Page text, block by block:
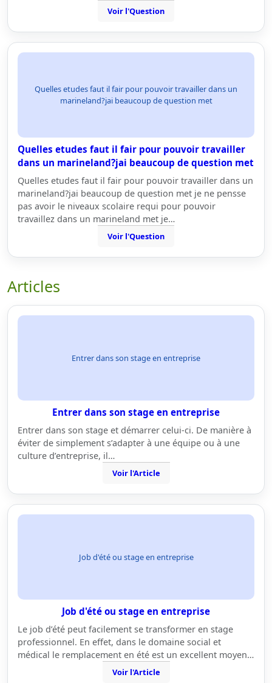
Voir l'Question
Quelles etudes faut il fair pour pouvoir travailler dans un
marineland?jai beaucoup de question met
Quelles etudes faut il fair pour pouvoir travailler
dans un marineland?jai beaucoup de question met
Quelles etudes faut il fair pour pouvoir travailler dans un
marineland?jai beaucoup de question met je ne pensse
pas avoir le niveaux scolaire requi pour pouvoir
travaillez dans un marineland met je…
Voir l'Question
Articles
Entrer dans son stage en entreprise
Entrer dans son stage en entreprise
Entrer dans son stage et démarrer celui-ci. De manière à
éviter de simplement s’adapter à une équipe ou à une
culture d’entreprise, il…
Voir l'Article
Job d'été ou stage en entreprise
Job d'été ou stage en entreprise
Le job d’été peut facilement se transformer en stage
professionnel. En effet, dans le domaine social et
médical le remplacement en été est un excellent moyen…
Voir l'Article